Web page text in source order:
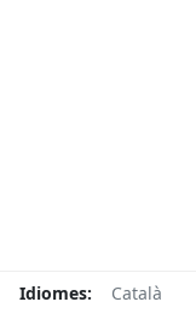
Idiomes: Català